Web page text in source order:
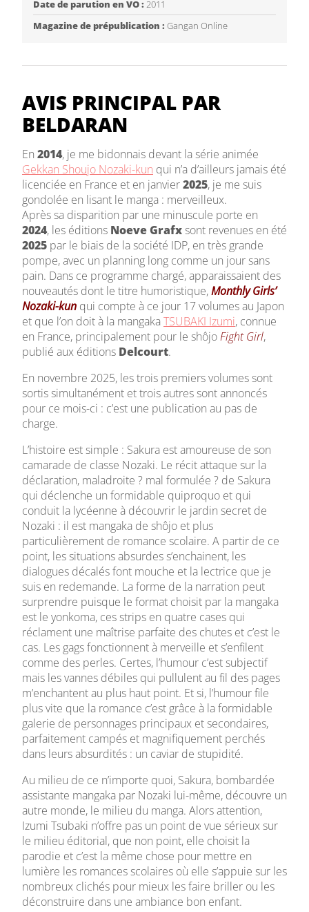
Date de parution en VO : 2011
Magazine de prépublication : Gangan Online
AVIS PRINCIPAL PAR
BELDARAN
En 2014, je me bidonnais devant la série animée
Gekkan Shoujo Nozaki-kun qui n’a d’ailleurs jamais été
licenciée en France et en janvier2025, je me suis
gondolée en lisant le manga : merveilleux.
Après sa disparition par une minuscule porte en
2024, les éditions Noeve Grafxsont revenues en été
2025 par le biais de la société IDP, en très grande
pompe, avec un planning long comme un jour sans
pain. Dans ce programme chargé, apparaissaient des
nouveautés dont le titre humoristique,Monthly Girls’
Nozaki-kun qui compte à ce jour 17 volumes au Japon
et que l’on doit à la mangakaTSUBAKI Izumi, connue
en France, principalement pour le shôjoFight Girl,
publié aux éditions Delcourt.
En novembre 2025, les trois premiers volumes sont
sortis simultanément et trois autres sont annoncés
pour ce mois-ci : c’est une publication au pas de
charge.
L’histoire est simple : Sakura est amoureuse de son
camarade de classe Nozaki. Le récit attaque sur la
déclaration, maladroite ? mal formulée ? de Sakura
qui déclenche un formidable quiproquo et qui
conduit la lycéenne à découvrir le jardin secret de
Nozaki : il est mangaka de shôjo et plus
particulièrement de romance scolaire. A partir de ce
point, les situations absurdes s’enchainent, les
dialogues décalés font mouche et la lectrice que je
suis en redemande. La forme de la narration peut
surprendre puisque le format choisit par la mangaka
est le yonkoma, ces strips en quatre cases qui
réclament une maîtrise parfaite des chutes et c’est le
cas. Les gags fonctionnent à merveille et s’enfilent
comme des perles. Certes, l’humour c’est subjectif
mais les vannes débiles qui pullulent au fil des pages
m’enchantent au plus haut point. Et si, l’humour file
plus vite que la romance c’est grâce à la formidable
galerie de personnages principaux et secondaires,
parfaitement campés et magnifiquement perchés
dans leurs absurdités : un caviar de stupidité.
Au milieu de ce n’importe quoi, Sakura, bombardée
assistante mangaka par Nozaki lui-même, découvre un
autre monde, le milieu du manga. Alors attention,
Izumi Tsubaki n’offre pas un point de vue sérieux sur
le milieu éditorial, que non point, elle choisit la
parodie et c’est la même chose pour mettre en
lumière les romances scolaires où elle s’appuie sur les
nombreux clichés pour mieux les faire briller ou les
déconstruire dans une ambiance bon enfant.